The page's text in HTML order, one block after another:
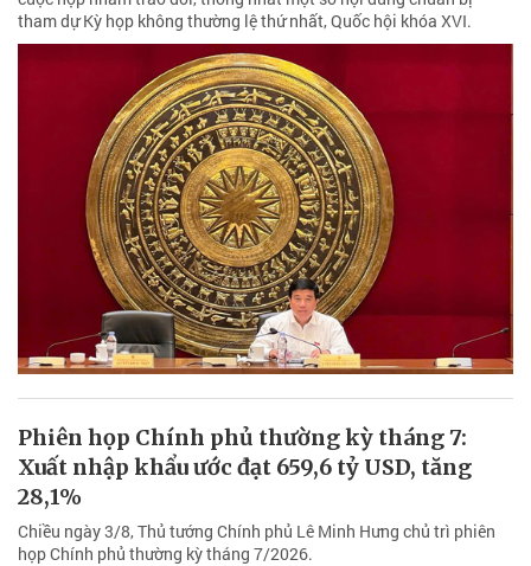
tham dự Kỳ họp không thường lệ thứ nhất, Quốc hội khóa XVI.
Phiên họp Chính phủ thường kỳ tháng 7:
Xuất nhập khẩu ước đạt 659,6 tỷ USD, tăng
28,1%
Chiều ngày 3/8, Thủ tướng Chính phủ Lê Minh Hưng chủ trì phiên
họp Chính phủ thường kỳ tháng 7/2026.